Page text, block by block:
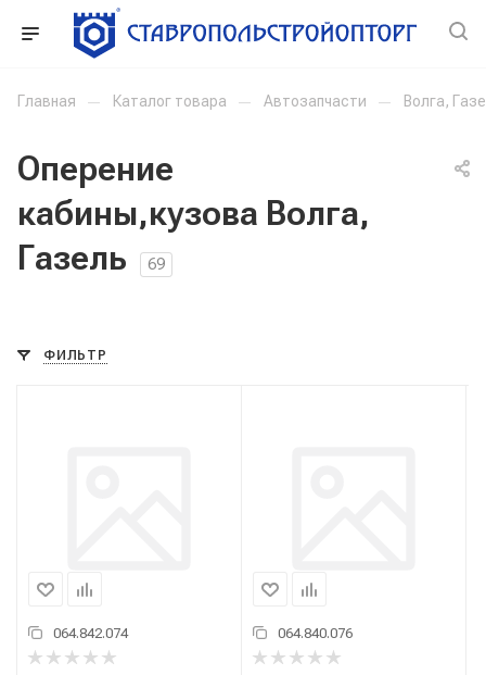
Главная — Каталог товара — Автозапчасти — Волга,
Оперение
кабины,кузова Волга,
Газель
69
ФИЛЬТР
064.842.074 064.840.076